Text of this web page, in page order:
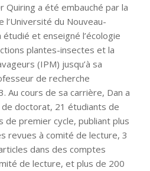
Quiring a été embauché par la
du Nouveau-
étudié et enseigné l’écologie
plantes-insectes et la
(IPM) jusqu’à sa
de recherche
Au cours de sa carrière, Dan a
doctorat, 21 étudiants de
premier cycle, publiant plus
revues à comité de lecture, 3
dans des comptes
de lecture, et plus de 200